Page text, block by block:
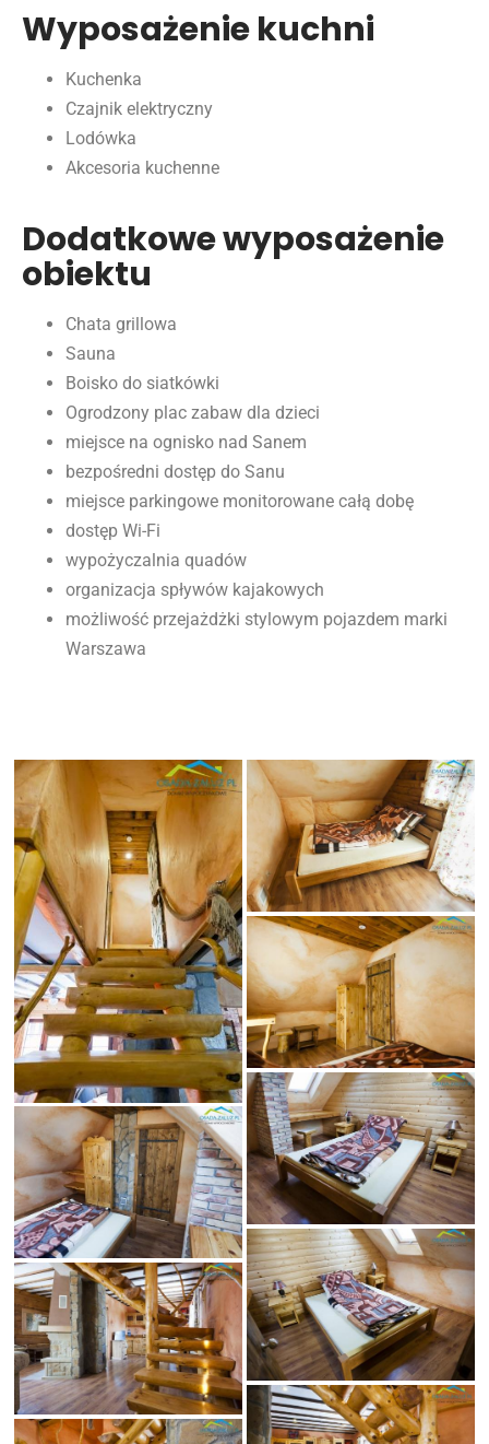
Wyposażenie kuchni
Kuchenka
Czajnik elektryczny
Lodówka
Akcesoria kuchenne
Dodatkowe wyposażenie
obiektu
Chata grillowa
Sauna
Boisko do siatkówki
Ogrodzony plac zabaw dla dzieci
miejsce na ognisko nad Sanem
bezpośredni dostęp do Sanu
miejsce parkingowe monitorowane całą dobę
dostęp Wi-Fi
wypożyczalnia quadów
organizacja spływów kajakowych
możliwość przejażdżki stylowym pojazdem marki
Warszawa